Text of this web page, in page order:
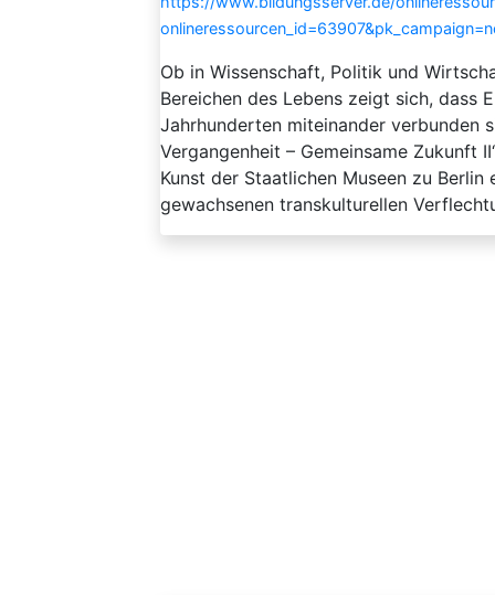
Ob in Wissenschaft, Politik und
Bereichen des Lebens zeigt sich, dass
Jahrhunderten miteinander verbunden
Vergangenheit – Gemeinsame Zukunft
Kunst der Staatlichen Museen zu
gewachsenen transkulturellen